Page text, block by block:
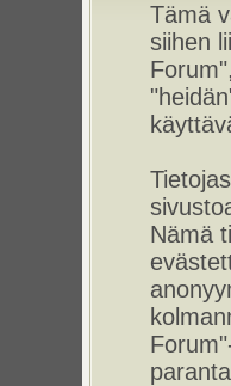
Tämä
siihen
Nämä